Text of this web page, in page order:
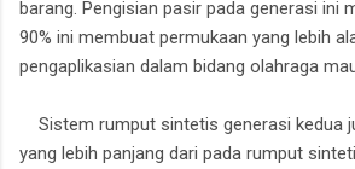
barang. Pengisian pasir pada generasi ini
90% ini membuat permukaan yang lebih
pengaplikasian dalam bidang olahraga
Sistem rumput sintetis generasi kedua
yang lebih panjang dari pada rumput